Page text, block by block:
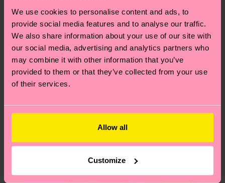
We use cookies to personalise content and ads, to
provide social media features and to analyse our traffic.
We also share information about your use of our site with
our social media, advertising and analytics partners who
may combine it with other information that you’ve
provided to them or that they’ve collected from your use
of their services.
Allow all
Customize
und die genaue Lieferzeit von der lokalen Post in
deinem Land abhängt.
Du hast Fragen zu einer Retoure? In unserem
Hilfebereich im Artikel Retouren findest du die
am häufigsten gestellten Fragen.